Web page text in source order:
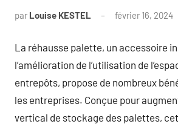
par Louise KESTEL février 16, 2024
La réhausse palette, un accessoire
l’amélioration de l’utilisation de
entrepôts, propose de nombreux
les entreprises. Conçue pour
vertical de stockage des palettes,